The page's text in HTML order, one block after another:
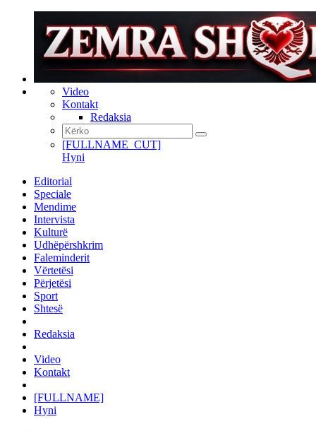
Video
Kontakt
Redaksia
[FULLNAME_CUT]
Hyni
Editorial
Speciale
Mendime
Intervista
Kulturë
Udhëpërshkrim
Faleminderit
Vërtetësi
Përjetësi
Sport
Shtesë
Redaksia
Video
Kontakt
[FULLNAME]
Hyni